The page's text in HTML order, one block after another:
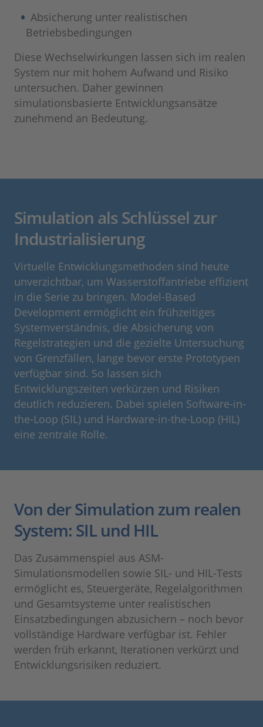
Absicherung unter realistischen
Betriebsbedingungen
Diese Wechselwirkungen lassen sich im realen
System nur mit hohem Aufwand und Risiko
untersuchen. Daher gewinnen
simulationsbasierte Entwicklungsansätze
zunehmend an Bedeutung.
Simulation als Schlüssel zur
Industrialisierung
Virtuelle Entwicklungsmethoden sind heute
unverzichtbar, um Wasserstoffantriebe effizient
in die Serie zu bringen. Model-Based
Development ermöglicht ein frühzeitiges
Systemverständnis, die Absicherung von
Regelstrategien und die gezielte Untersuchung
von Grenzfällen, lange bevor erste Prototypen
verfügbar sind. So lassen sich
Entwicklungszeiten verkürzen und Risiken
deutlich reduzieren. Dabei spielen Software-in-
the-Loop (SIL) und Hardware-in-the-Loop (HIL)
eine zentrale Rolle.
Von der Simulation zum realen
System: SIL und HIL
Das Zusammenspiel aus ASM-
Simulationsmodellen sowie SIL- und HIL-Tests
ermöglicht es, Steuergeräte, Regelalgorithmen
und Gesamtsysteme unter realistischen
Einsatzbedingungen abzusichern – noch bevor
vollständige Hardware verfügbar ist. Fehler
werden früh erkannt, Iterationen verkürzt und
Entwicklungsrisiken reduziert.